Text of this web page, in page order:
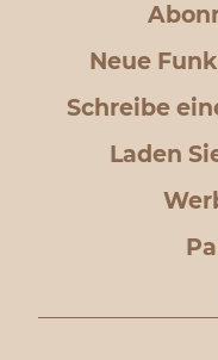
Neue
Schreibe
Laden